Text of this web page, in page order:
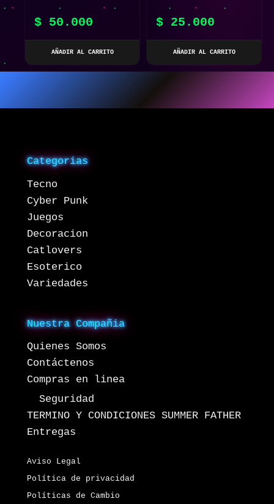
ADVENTURE
$ 50.000
AÑADIR AL CARRITO
DECORATIVO
$ 25.000
AÑADIR AL CARRITO
Categorias
Tecno
Cyber Punk
Juegos
Decoracion
Catlovers
Esoterico
Variedades
Nuestra Compañia
Quienes Somos
Contáctenos
Compras en linea
Seguridad
TERMINO Y CONDICIONES SUMMER FATHER
Entregas
Aviso Legal
Política de privacidad
Políticas de Cambio